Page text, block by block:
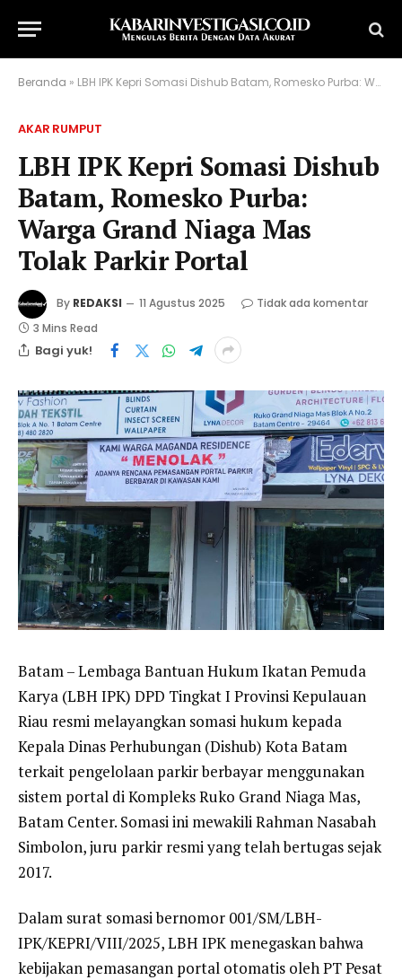
Beranda » LBH IPK Kepri Somasi Dishub Batam, Romesko Purba: Warga Grand Niaga Mas Tolak Parkir Portal
AKAR RUMPUT
LBH IPK Kepri Somasi Dishub
Batam, Romesko Purba:
Warga Grand Niaga Mas
Tolak Parkir Portal
By REDAKSI 11 Agustus 2025
Tidak ada komentar
3 Mins Read
Bagi yuk!
Batam – Lembaga Bantuan Hukum Ikatan Pemuda
Karya (LBH IPK) DPD Tingkat I Provinsi Kepulauan
Riau resmi melayangkan somasi hukum kepada
Kepala Dinas Perhubungan (Dishub) Kota Batam
terkait pengelolaan parkir berbayar menggunakan
sistem portal di Kompleks Ruko Grand Niaga Mas,
Batam Center. Somasi ini mewakili Rahman Nasabah
Simbolon, juru parkir resmi yang telah bertugas sejak
2017.
Dalam surat somasi bernomor 001/SM/LBH-
IPK/KEPRI/VIII/2025, LBH IPK menegaskan bahwa
kebijakan pemasangan portal otomatis oleh PT Pesat